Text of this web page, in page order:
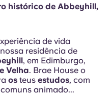
histórico de Abbeyhill,
de vida
residência de
, em Edimburgo,
Velha. Brae House o
os teus estudos, com
animado...